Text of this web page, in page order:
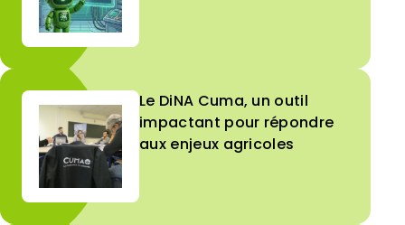
Le DiNA Cuma, un outil
impactant pour répondre
aux enjeux agricoles